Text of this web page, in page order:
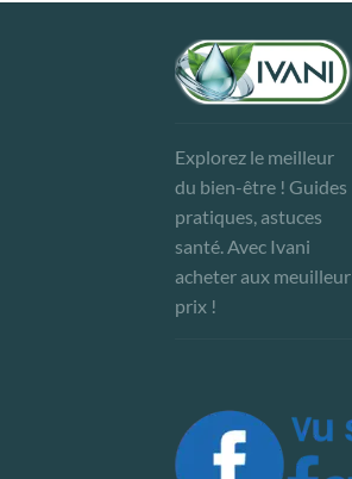
Explorez le meilleur
du bien-être ! Guides
pratiques, astuces
santé. Avec Ivani
acheter aux meuilleur
prix !